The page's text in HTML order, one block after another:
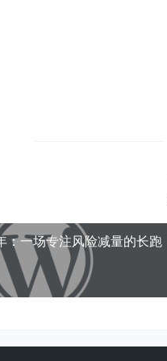
：一场专注风险减量的长跑